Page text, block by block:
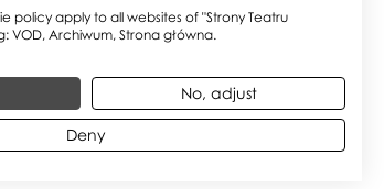
policy apply to all websites of "Strony Teatru
VOD, Archiwum, Strona główna.
No, adjust
Deny